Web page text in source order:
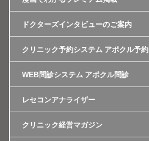
ドクターズインタビューのご案内
クリニック予約システム アポクル予約
WEB問診システム アポクル問診
レセコンアナライザー
クリニック経営マガジン